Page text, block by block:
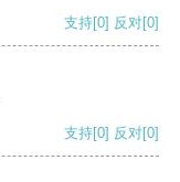
支持[0] 反对[0]
支持[0] 反对[0]